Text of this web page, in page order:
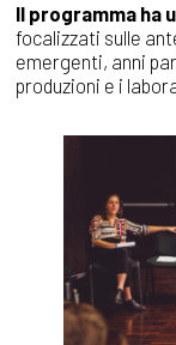
Il programma ha
focalizzati sulle
emergenti, anni
produzioni e i